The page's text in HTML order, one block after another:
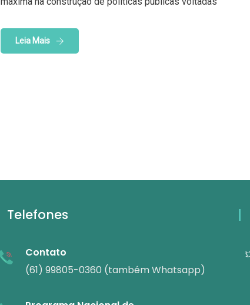
Leia Mais
Telefones
Contato
(61) 99805-0360 (também Whatsapp)